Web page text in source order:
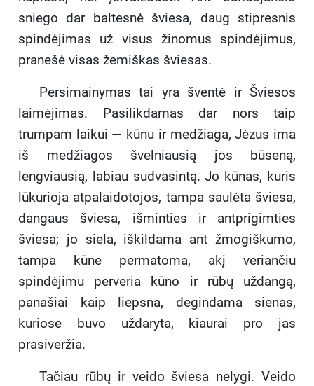
sniego dar baltesnė šviesa, daug stipresnis
spindėjimas už visus žinomus spindėjimus,
pranešė visas žemiškas šviesas.
Persimainymas tai yra šventė ir Šviesos
laimėjimas. Pasilikdamas dar nors taip
trumpam laikui — kūnu ir medžiaga, Jėzus ima
iš medžiagos švelniausią jos būseną,
lengviausią, labiau sudvasintą. Jo kūnas, kuris
lūkurioja atpalaidotojos, tampa saulėta šviesa,
dangaus šviesa, išminties ir antprigimties
šviesa; jo siela, iškildama ant žmogiškumo,
tampa kūne permatoma, akį veriančiu
spindėjimu perveria kūno ir rūbų uždangą,
panašiai kaip liepsna, degindama sienas,
kuriose buvo uždaryta, kiaurai pro jas
prasiveržia.
Tačiau rūbų ir veido šviesa nelygi. Veido